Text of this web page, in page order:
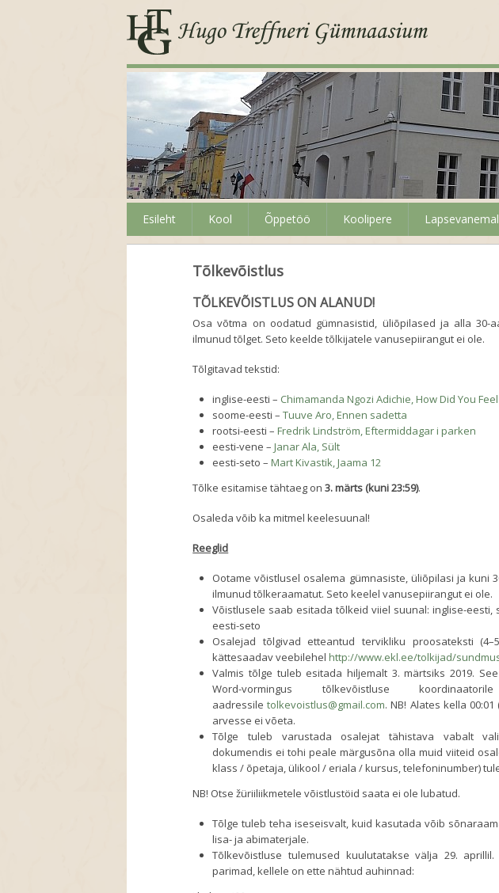
Esileht Kool Õppetöö Koolipere
Tõlkevõistlus
TÕLKEVÕISTLUS ON ALANUD!
Osa võtma on oodatud gümnasistid, üliõpilased ja alla
ilmunud tõlget. Seto keelde tõlkijatele vanusepiirangut ei ole.
Tõlgitavad tekstid:
inglise-eesti – Chimamanda Ngozi Adichie, How Did You
soome-eesti –Tuuve Aro, Ennen sadetta
rootsi-eesti –Fredrik Lindström, Eftermiddagar i parken
eesti-vene –Janar Ala, Sült
eesti-seto –Mart Kivastik, Jaama 12
Tõlke esitamise tähtaeg on3. märts (kuni 23:59).
Osaleda võib ka mitmel keelesuunal!
Reeglid
Ootame võistlusel osalema gümnasiste, üliõpilasi ja kuni
ilmunud tõlkeraamatut. Seto keelel vanusepiirangut ei ole.
Võistlusele saab esitada tõlkeid viiel suunal: inglise-eesti,
eesti-seto
Osalejad tõlgivad etteantud tervikliku proosateksti
kättesaadav veebilehelhttp://www.ekl.ee/tolkijad/
Valmis tõlge tuleb esitada hiljemalt 3. märtsiks 2019.
Word-vormingus tõlkevõistluse
aadressiletolkevoistlus@gmail.com. NB! Alates kella
arvesse ei võeta.
Tõlge tuleb varustada osalejat tähistava vabalt
dokumendis ei tohi peale märgusõna olla muid viiteid
klass / õpetaja, ülikool / eriala / kursus, telefoninumber)
NB! Otse žüriiliikmetele võistlustöid saata ei ole lubatud.
Tõlge tuleb teha iseseisvalt, kuid kasutada võib
lisa- ja abimaterjale.
Tõlkevõistluse tulemused kuulutatakse välja 29.
parimad, kellele on ette nähtud auhinnad: